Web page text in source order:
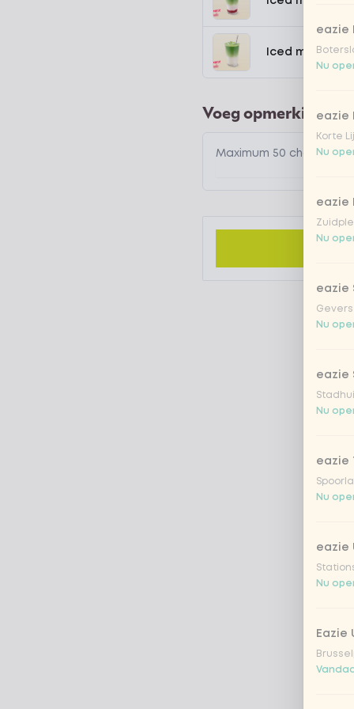
Iced matcha
Voeg opmerking toe
eazie
Nu
eazie
Korte
Nu
eazie
Nu
eazie
Nu
eazie
Nu
eazie
Nu
eazie
Nu
Eazie